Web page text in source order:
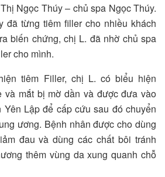
Ngọc Thúy – chủ spa Ngọc Thúy.
đã từng tiêm filler cho nhiều khách
biến chứng, chị L. đã nhờ chủ spa
cho mình.
tiêm Filler, chị L. có biểu hiện
và mắt bị mờ dần và được đưa vào
Yên Lập để cấp cứu sau đó chuyển
ương. Bệnh nhân được cho dùng
đau và dùng các chất bôi tránh
thêm vùng da xung quanh chỗ